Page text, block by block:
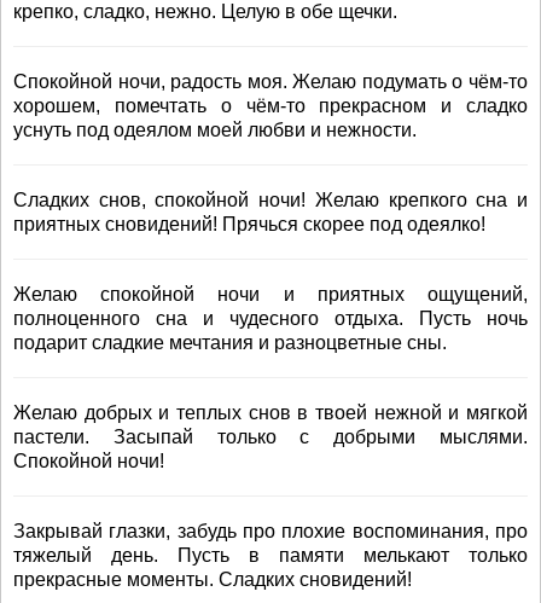
крепко, сладко, нежно. Целую в обе щечки.
Спокойной ночи, радость моя. Желаю подумать о чём-то
хорошем, помечтать о чём-то прекрасном и сладко
уснуть под одеялом моей любви и нежности.
Сладких снов, спокойной ночи! Желаю крепкого сна и
приятных сновидений! Прячься скорее под одеялко!
Желаю спокойной ночи и приятных ощущений,
полноценного сна и чудесного отдыха. Пусть ночь
подарит сладкие мечтания и разноцветные сны.
Желаю добрых и теплых снов в твоей нежной и мягкой
пастели. Засыпай только с добрыми мыслями.
Спокойной ночи!
Закрывай глазки, забудь про плохие воспоминания, про
тяжелый день. Пусть в памяти мелькают только
прекрасные моменты. Сладких сновидений!